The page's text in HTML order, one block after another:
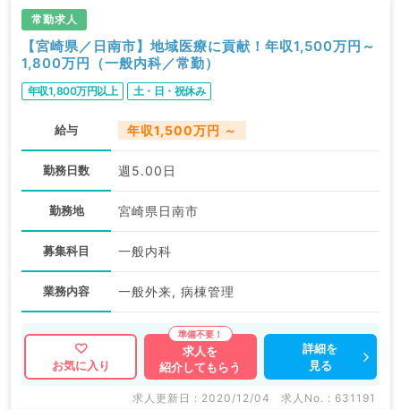
常勤求人
【宮崎県／日南市】地域医療に貢献！年収1,500万円～
1,800万円（一般内科／常勤）
年収1,800万円以上 土・日・祝休み
給与 年収1,500万円 ～
勤務日数 週5.00日
勤務地 宮崎県日南市
募集科目 一般内科
業務内容 一般外来, 病棟管理
お気に入り
求人を
紹介してもらう
詳細を
見る
求人更新日 : 2020/12/04 求人No. : 631191